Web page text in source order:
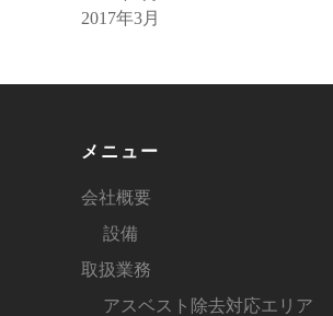
2017年3月
メニュー
会社概要
設備
取扱業務
アスベスト除去対応エリア